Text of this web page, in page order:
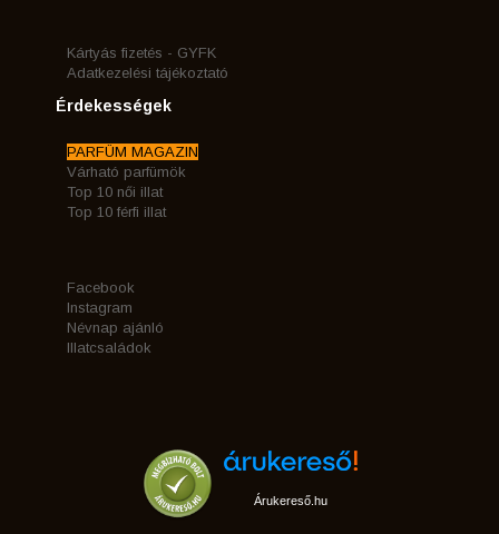
Kártyás fizetés - GYFK
Adatkezelési tájékoztató
Érdekességek
PARFÜM MAGAZIN
Várható parfümök
Top 10 női illat
Top 10 férfi illat
Facebook
Instagram
Névnap ajánló
Illatcsaládok
Árukereső.hu